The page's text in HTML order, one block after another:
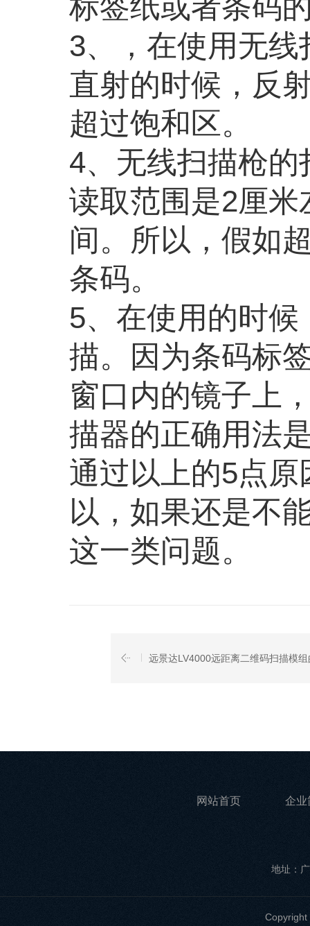
3、，在使用无
直射的时候，反
超过饱和区。
4、无线扫描枪
读取范围是2厘
间。所以，假如
条码。
5、在使用的时
描。因为条码标
窗口内的镜子上
描器的正确用法
通过以上的5点
以，如果还是不
这一类问题。
远景达LV4000远距离二维码扫描模
网站首页 企业
地址：